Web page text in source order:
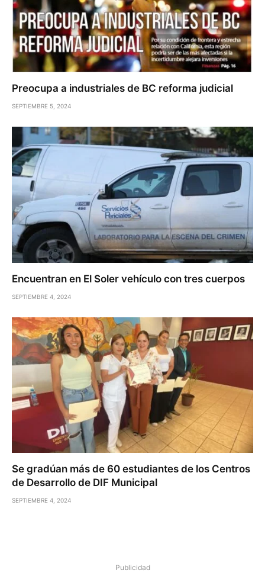
Preocupa a industriales de BC reforma judicial
SEPTIEMBRE 5, 2024
Encuentran en El Soler vehículo con tres cuerpos
SEPTIEMBRE 4, 2024
Se gradúan más de 60 estudiantes de los Centros
de Desarrollo de DIF Municipal
SEPTIEMBRE 4, 2024
Publicidad